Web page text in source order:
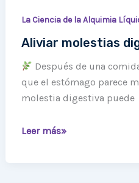
La Ciencia de la Alquimia
Aliviar molestias
Después de una
que el estómago parece
molestia digestiva puede
Leer más»